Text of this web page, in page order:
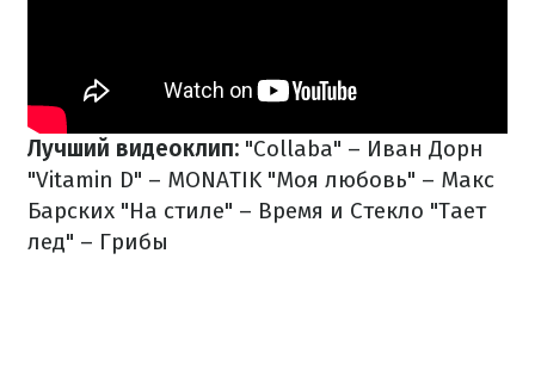
Лучший видеоклип: "Collaba" – Иван Дорн
"Vitamin D" – MONATIK "Моя любовь" – Макс
Барских "На стиле" – Время и Стекло "Тает
лед" – Грибы